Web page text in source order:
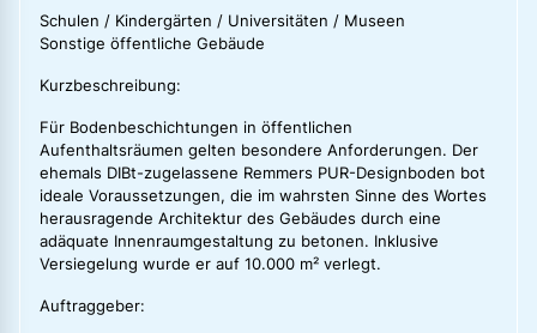
Schulen / Kindergärten / Universitäten / Museen
Sonstige öffentliche Gebäude
Kurzbeschreibung:
Für Bodenbeschichtungen in öffentlichen
Aufenthaltsräumen gelten besondere Anforderungen. Der
ehemals DIBt-zugelassene Remmers PUR-Designboden bot
ideale Voraussetzungen, die im wahrsten Sinne des Wortes
herausragende Architektur des Gebäudes durch eine
adäquate Innenraumgestaltung zu betonen. Inklusive
Versiegelung wurde er auf 10.000 m² verlegt.
Auftraggeber: